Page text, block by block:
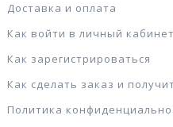
Доставка и оплата
Как войти в личный кабинет
Как зарегистрироваться
Как сделать заказ и
Политика